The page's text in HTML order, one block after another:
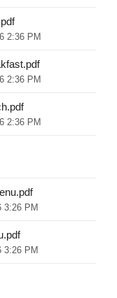
2:36 PM
2:36 PM
2:36 PM
3:26 PM
3:26 PM